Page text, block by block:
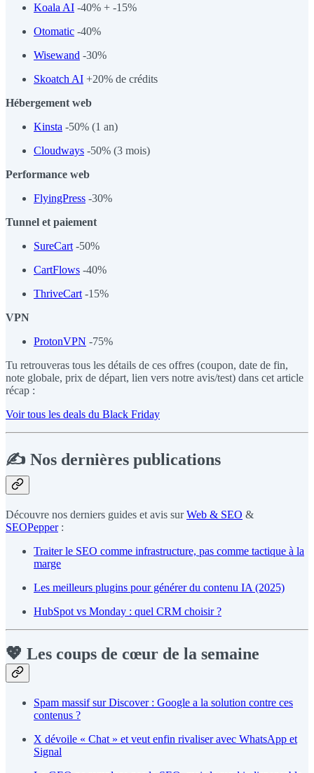
Koala AI -40% + -15%
Otomatic -40%
Wisewand -30%
Skoatch AI +20% de crédits
Hébergement web
Kinsta -50% (1 an)
Cloudways -50% (3 mois)
Performance web
FlyingPress -30%
Tunnel et paiement
SureCart -50%
CartFlows -40%
ThriveCart -15%
VPN
ProtonVPN -75%
Tu retrouveras tous les détails de ces offres (coupon, date de fin,
note globale, prix de départ, lien vers notre avis/test) dans cet article
récap :
Voir tous les deals du Black Friday
✍️ Nos dernières publications
Découvre nos derniers guides et avis surWeb & SEO &
SEOPepper:
Traiter le SEO comme infrastructure, pas comme tactique à la
marge
Les meilleurs plugins pour générer du contenu IA (2025)
HubSpot vs Monday : quel CRM choisir ?
💖 Les coups de cœur de la semaine
Spam massif sur Discover : Google a la solution contre ces
contenus ?
X dévoile « Chat » et veut enfin rivaliser avec WhatsApp et
Signal